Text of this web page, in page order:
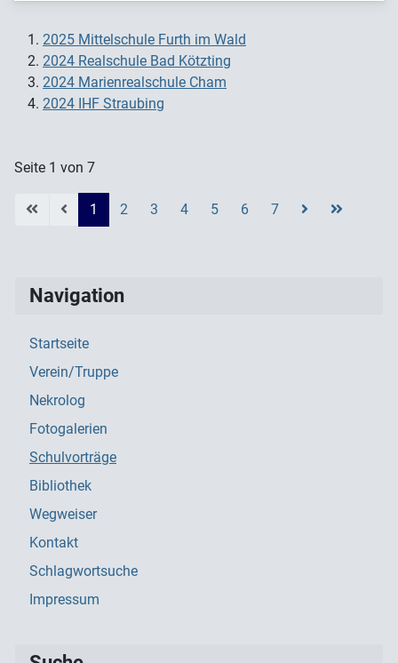
2025 Mittelschule Furth im Wald
2024 Realschule Bad Kötzting
2024 Marienrealschule Cham
2024 IHF Straubing
Seite 1 von 7
1 2 3 4 5 6 7
Navigation
Startseite
Verein/Truppe
Nekrolog
Fotogalerien
Schulvorträge
Bibliothek
Wegweiser
Kontakt
Schlagwortsuche
Impressum